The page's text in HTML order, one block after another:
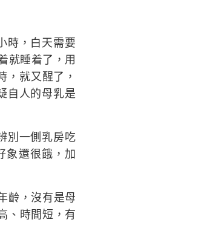
，白天需要
就睡着了，用
就又醒了，
自人的母乳是
一側乳房吃
象還很餓，加
齡，沒有是母
、時間短，有